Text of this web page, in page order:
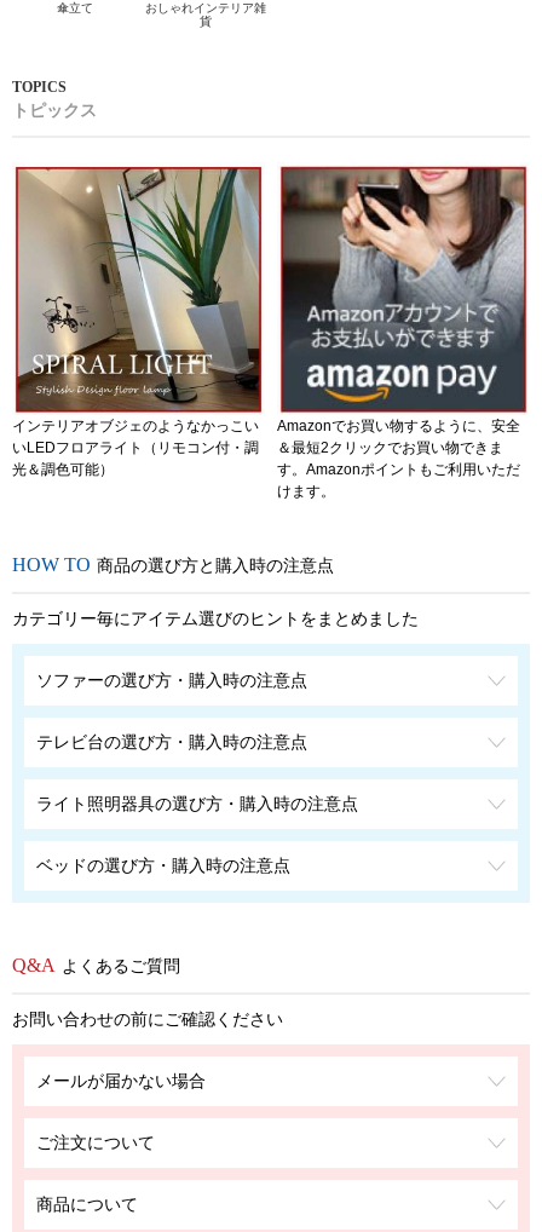
傘立て
おしゃれインテリア雑
貨
トピックス
インテリアオブジェのようなかっこい
いLEDフロアライト（リモコン付・調
光＆調色可能）
Amazonでお買い物するように、安全
＆最短2クリックでお買い物できま
す。Amazonポイントもご利用いただ
けます。
商品の選び方と購入時の注意点
カテゴリー毎にアイテム選びのヒントをまとめました
ソファーの選び方・購入時の注意点
テレビ台の選び方・購入時の注意点
ライト照明器具の選び方・購入時の注意点
ベッドの選び方・購入時の注意点
よくあるご質問
お問い合わせの前にご確認ください
メールが届かない場合
ご注文について
商品について